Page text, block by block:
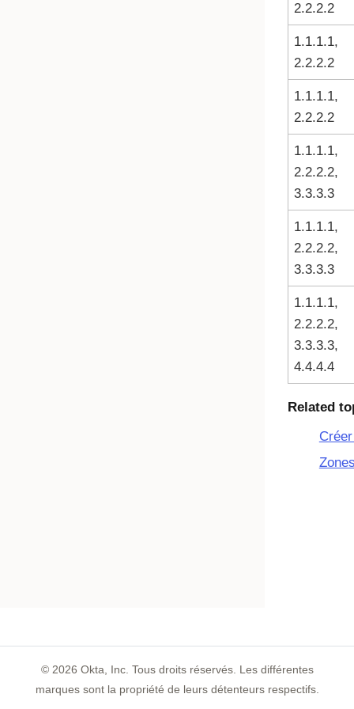
2.2.2.2
1.1.1.1,
2.2.2.2
1.1.1.1,
2.2.2.2
1.1.1.1,
2.2.2.2,
3.3.3.3
1.1.1.1,
2.2.2.2,
3.3.3.3
1.1.1.1,
2.2.2.2,
3.3.3.3,
4.4.4.4
Related
© 2026 Okta, Inc. Tous droits réservés. Les différentes
marques sont la propriété de leurs détenteurs respectifs.